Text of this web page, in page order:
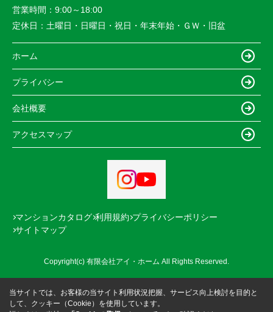
営業時間： 9:00～18:00
定休日： 土曜日・日曜日・祝日・年末年始・ＧＷ・旧盆
ホーム
プライバシー
会社概要
アクセスマップ
マンションカタログ 利用規約 プライバシーポリシー
サイトマップ
Copyright(c) 有限会社アイ・ホーム All Rights Reserved.
当サイトでは、お客様の当サイト利用状況把握、サービス向上検討を目的と
して、クッキー（Cookie）を使用しています。